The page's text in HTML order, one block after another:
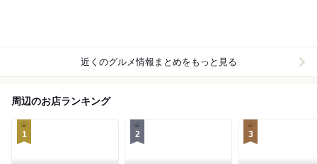
近くのグルメ情報まとめをもっと見る
周辺のお店ランキング
1 2 3